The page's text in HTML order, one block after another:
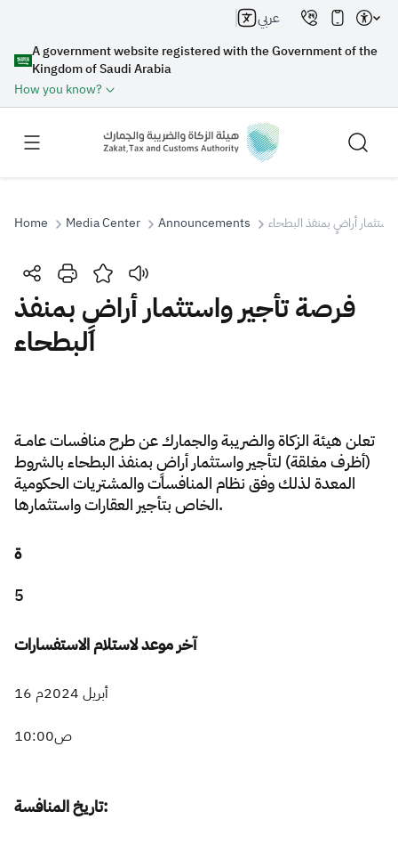
A government website registered with the Government of the
Kingdom of Saudi Arabia
How you know?
عربي
Search
Search
Zakat Customs VAT
Tax Declaration
Real Estate Transactions
Home Media Center Announcements أراضٍ بمنفذ البطحاء
فرصة تأجير واستثمار أراضٍ بمنفذ
البطحاء
تعلنهيئة الزكاة والضريبة والجمارك عن طرح منافسات عامــة
(أظرف مغلقة) لتأجير واستثمار أراضٍ بمنفذ البطحاء بالشروط
المعدة لذلك وفق نظام المنافسات والمشتريات الحكومية
الخاص بتأجير العقارات واستثمارها.
ة
5
آخر موعد لاستلام الاستفسارات
16 أبريل 2024م
10:00ص
تاريخ المنافسة: